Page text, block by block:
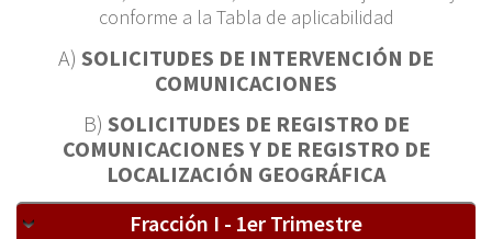
conforme a la Tabla de aplicabilidad
A) SOLICITUDES DE INTERVENCIÓN DE
COMUNICACIONES
B) SOLICITUDES DE REGISTRO DE
COMUNICACIONES Y DE REGISTRO DE
LOCALIZACIÓN GEOGRÁFICA
Fracción I - 1er Trimestre